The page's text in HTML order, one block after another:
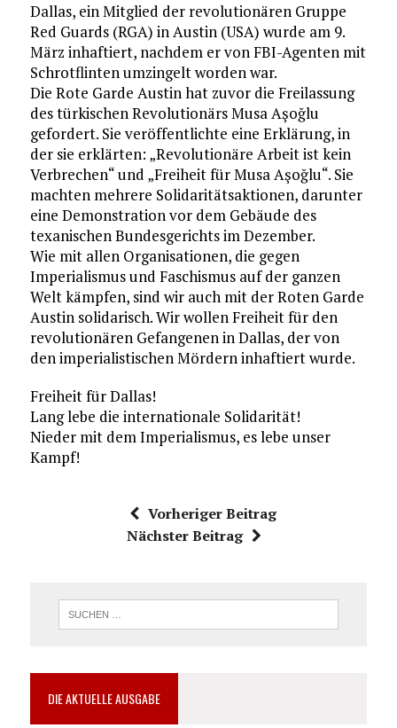
Dallas, ein Mitglied der revolutionären Gruppe
Red Guards (RGA) in Austin (USA) wurde am 9.
März inhaftiert, nachdem er von FBI-Agenten mit
Schrotflinten umzingelt worden war.
Die Rote Garde Austin hat zuvor die Freilassung
des türkischen Revolutionärs Musa Aşoğlu
gefordert. Sie veröffentlichte eine Erklärung, in
der sie erklärten: „Revolutionäre Arbeit ist kein
Verbrechen“ und „Freiheit für Musa Aşoğlu“. Sie
machten mehrere Solidaritätsaktionen, darunter
eine Demonstration vor dem Gebäude des
texanischen Bundesgerichts im Dezember.
Wie mit allen Organisationen, die gegen
Imperialismus und Faschismus auf der ganzen
Welt kämpfen, sind wir auch mit der Roten Garde
Austin solidarisch. Wir wollen Freiheit für den
revolutionären Gefangenen in Dallas, der von
den imperialistischen Mördern inhaftiert wurde.
Freiheit für Dallas!
Lang lebe die internationale Solidarität!
Nieder mit dem Imperialismus, es lebe unser
Kampf!
Vorheriger Beitrag
Nächster Beitrag
DIE AKTUELLE AUSGABE